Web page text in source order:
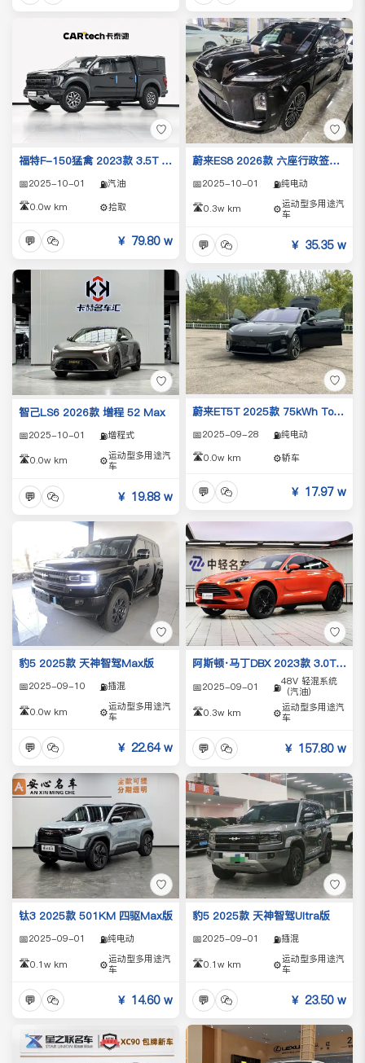
♡
福特F-150猛禽 2023款 3.5T 猛禽
📅2025-10-01 ⛽汽油
🛣️0.0w km ⚙️拾取
💬 ￥ 79.80 w
♡
蔚来ES8 2026款 六座行政签名版
📅2025-10-01 ⛽纯电动
🛣️0.3w km ⚙️运动型多用途汽
车
💬 ￥ 35.35 w
♡
智己LS6 2026款 增程 52 Max
📅2025-10-01 ⛽增程式
🛣️0.0w km ⚙️运动型多用途汽
车
💬 ￥ 19.88 w
♡
蔚来ET5T 2025款 75kWh Touring
📅2025-09-28 ⛽纯电动
🛣️0.0w km ⚙️轿车
💬 ￥ 17.97 w
♡
豹5 2025款 天神智驾Max版
📅2025-09-10 ⛽插混
🛣️0.0w km ⚙️运动型多用途汽
车
💬 ￥ 22.64 w
♡
阿斯顿·马丁DBX 2023款 3.0T STRAIGHT-SIX
📅2025-09-01 ⛽48V 轻混系统
（汽油）
🛣️0.3w km ⚙️运动型多用途汽
车
💬 ￥ 157.80 w
♡
钛3 2025款 501KM 四驱Max版
📅2025-09-01 ⛽纯电动
🛣️0.1w km ⚙️运动型多用途汽
车
💬 ￥ 14.60 w
♡
豹5 2025款 天神智驾Ultra版
📅2025-09-01 ⛽插混
🛣️0.1w km ⚙️运动型多用途汽
车
💬 ￥ 23.50 w